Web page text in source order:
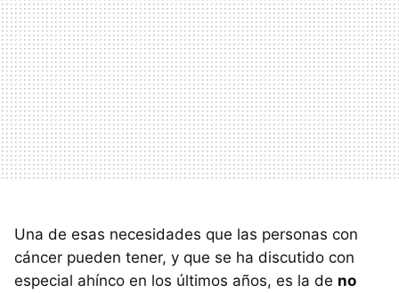
Una de esas necesidades que las personas con
cáncer pueden tener, y que se ha discutido con
especial ahínco en los últimos años, es la de no